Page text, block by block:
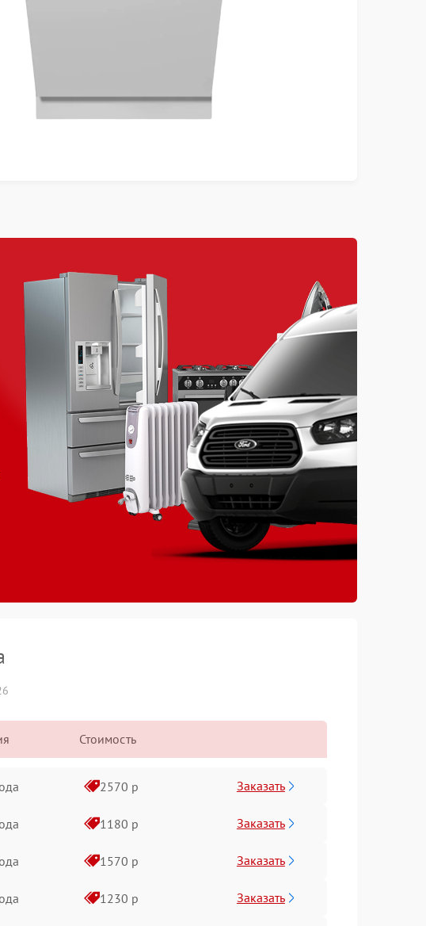
Стоимость
2570 р Заказать
1180 р Заказать
1570 р Заказать
1230 р Заказать